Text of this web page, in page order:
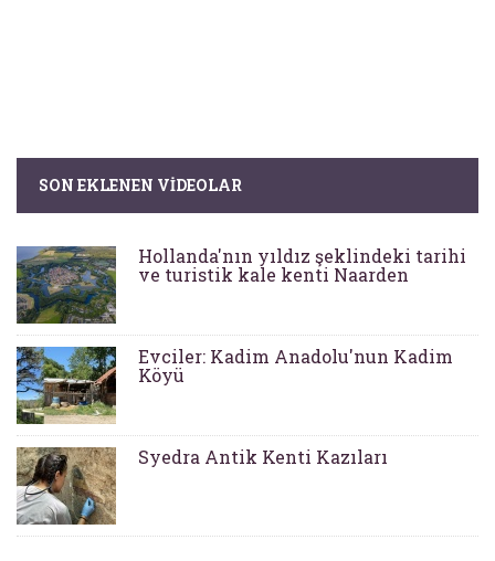
SON EKLENEN VIDEOLAR
Hollanda'nın yıldız şeklindeki tarihi
ve turistik kale kenti Naarden
Evciler: Kadim Anadolu'nun Kadim
Köyü
Syedra Antik Kenti Kazıları